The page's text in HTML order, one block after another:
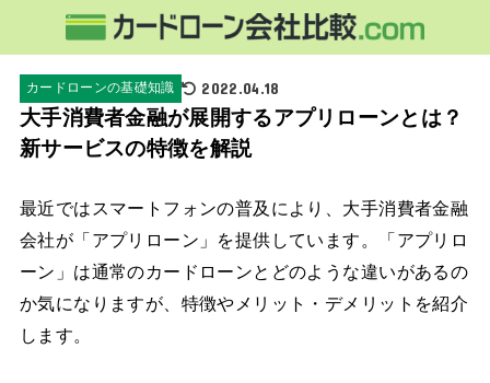
カードローンの基礎知識 2022.04.18
大手消費者金融が展開するアプリローンとは？
新サービスの特徴を解説
最近ではスマートフォンの普及により、大手消費者金融
会社が「アプリローン」を提供しています。「アプリロ
ーン」は通常のカードローンとどのような違いがあるの
か気になりますが、特徴やメリット・デメリットを紹介
します。